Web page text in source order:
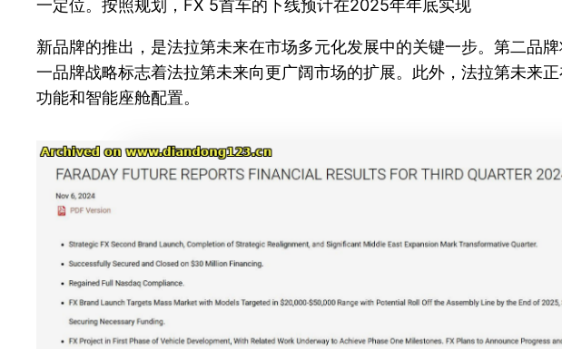
一定位。按照规划，FX 5首车的下线预计在2025年年底实现
新品牌的推出，是法拉第未来在市场多元化发展中的关键一步。第二品
一品牌战略标志着法拉第未来向更广阔市场的扩展。此外，法拉第未来
功能和智能座舱配置。